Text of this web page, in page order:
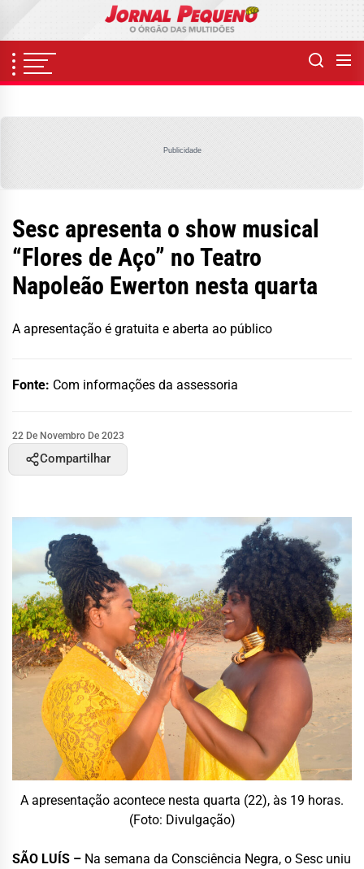
content
Publicidade
Sesc apresenta o show musical
“Flores de Aço” no Teatro
Napoleão Ewerton nesta quarta
A apresentação é gratuita e aberta ao público
Fonte: Com informações da assessoria
22 De Novembro De 2023
Compartilhar
A apresentação acontece nesta quarta (22), às 19 horas.
(Foto: Divulgação)
SÃO LUÍS – Na semana da Consciência Negra, o Sesc uniu